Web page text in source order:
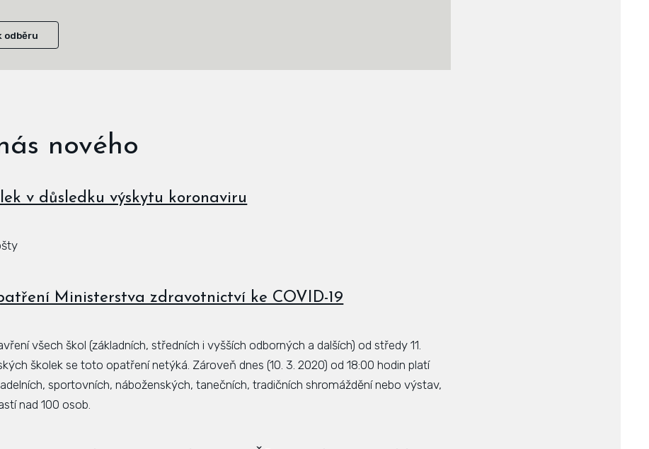
odběru
nového
v důsledku výskytu koronaviru
Ministerstva zdravotnictví ke COVID-19
všech škol (základních, středních i vyšších odborných a dalších) od středy 11.
školek se toto opatření netýká. Zároveň dnes (10. 3. 2020) od 18:00 hodin platí
sportovních, náboženských, tanečních, tradičních shromáždění nebo výstav,
nad 100 osob.